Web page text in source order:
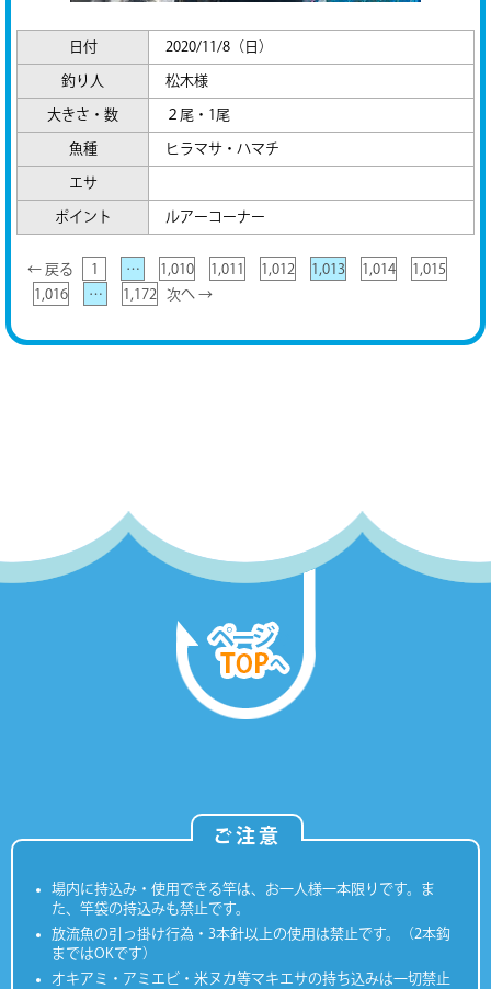
日付 2020/11/8（日）
釣り人 松木様
大きさ・数 ２尾・1尾
魚種 ヒラマサ・ハマチ
エサ
ポイント ルアーコーナー
← 戻る 1 … 1,010 1,011 1,012 1,013 1,014
1,015
1,016
… 1,172 次へ →
ご注意
場内に持込み・使用できる竿は、お一人様一本限りです。ま
た、竿袋の持込みも禁止です。
放流魚の引っ掛け行為・3本針以上の使用は禁止です。（2本鈎
まではOKです）
オキアミ・アミエビ・米ヌカ等マキエサの持ち込みは一切禁止